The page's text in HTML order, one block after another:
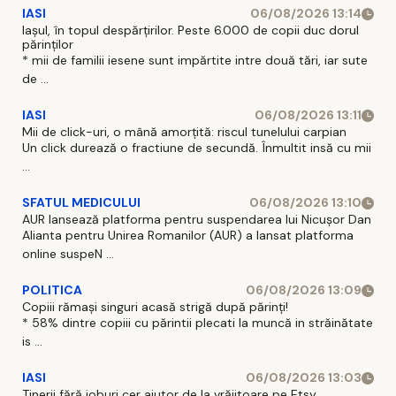
IASI
06/08/2026 13:14
Iașul, în topul despărțirilor. Peste 6.000 de copii duc dorul
părinților
* mii de familii iesene sunt impărtite intre două tări, iar sute
de ...
IASI
06/08/2026 13:11
Mii de click-uri, o mână amorțită: riscul tunelului carpian
Un click durează o fractiune de secundă. Înmultit insă cu mii
...
SFATUL MEDICULUI
06/08/2026 13:10
AUR lansează platforma pentru suspendarea lui Nicușor Dan
Alianta pentru Unirea Romanilor (AUR) a lansat platforma
online suspeN ...
POLITICA
06/08/2026 13:09
Copiii rămași singuri acasă strigă după părinți!
* 58% dintre copiii cu părintii plecati la muncă in străinătate
is ...
IASI
06/08/2026 13:03